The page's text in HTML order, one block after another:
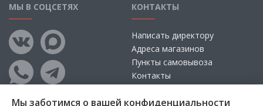
МЫ В СОЦСЕТЯХ КОНТАКТЫ
Написать директору
Адреса магазинов
Пункты самовывоза
Контакты
Мы заботимся о вашей конфиденциальности